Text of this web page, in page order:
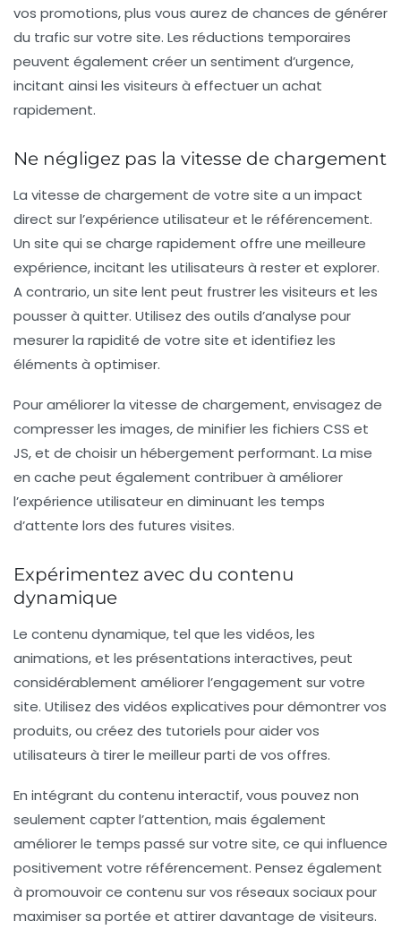
vos promotions, plus vous aurez de chances de générer
du trafic sur votre site. Les réductions temporaires
peuvent également créer un sentiment d’urgence,
incitant ainsi les visiteurs à effectuer un achat
rapidement.
Ne négligez pas la vitesse de chargement
La vitesse de chargement de votre site a un impact
direct sur l’expérience utilisateur et le référencement.
Un site qui se charge rapidement offre une meilleure
expérience, incitant les utilisateurs à rester et explorer.
A contrario, un site lent peut frustrer les visiteurs et les
pousser à quitter. Utilisez des outils d’analyse pour
mesurer la rapidité de votre site et identifiez les
éléments à optimiser.
Pour améliorer la vitesse de chargement, envisagez de
compresser les images, de minifier les fichiers CSS et
JS, et de choisir un hébergement performant. La mise
en cache peut également contribuer à améliorer
l’expérience utilisateur en diminuant les temps
d’attente lors des futures visites.
Expérimentez avec du contenu
dynamique
Le contenu dynamique, tel que les vidéos, les
animations, et les présentations interactives, peut
considérablement améliorer l’engagement sur votre
site. Utilisez des vidéos explicatives pour démontrer vos
produits, ou créez des tutoriels pour aider vos
utilisateurs à tirer le meilleur parti de vos offres.
En intégrant du contenu interactif, vous pouvez non
seulement capter l’attention, mais également
améliorer le temps passé sur votre site, ce qui influence
positivement votre référencement. Pensez également
à promouvoir ce contenu sur vos réseaux sociaux pour
maximiser sa portée et attirer davantage de visiteurs.